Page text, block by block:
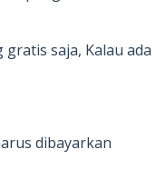
saja, Kalau ada
dibayarkan